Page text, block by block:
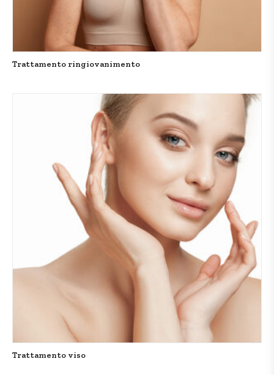
Trattamento ringiovanimento
Trattamento viso